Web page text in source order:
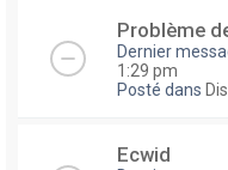
Problème
Dernier
1:29 pm
Posté dans
Ecwid